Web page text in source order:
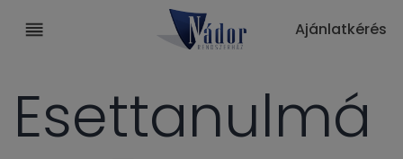
Ajánlatkérés
Esettanulmá